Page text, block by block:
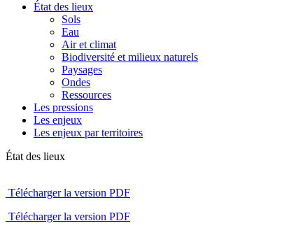
État des lieux
Sols
Eau
Air et climat
Biodiversité et milieux naturels
Paysages
Ondes
Ressources
Les pressions
Les enjeux
Les enjeux par territoires
État des lieux
Télécharger la version PDF
Télécharger la version PDF